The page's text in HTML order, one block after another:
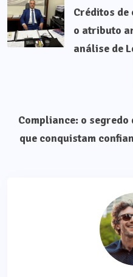
Créditos de
o atributo
análise de
Compliance: o segredo
que conquistam